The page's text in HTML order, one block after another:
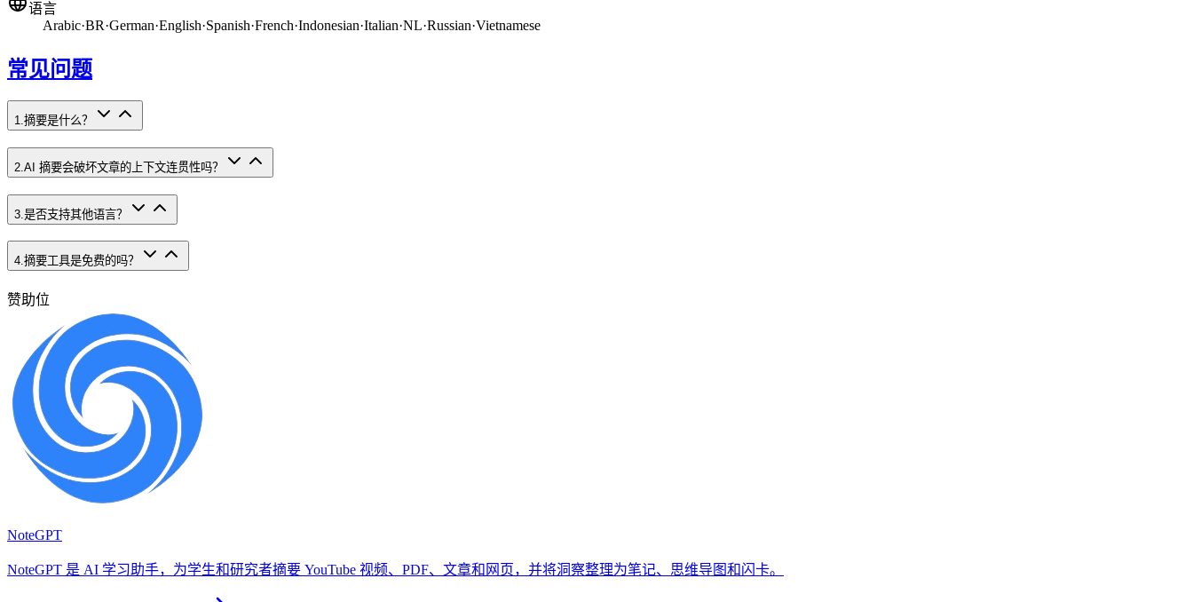
语言
Arabic·BR·German·English·Spanish·French·Indonesian·Italian·NL·Russian·Vietnamese
常见问题
1.摘要是什么？
2 AI 摘要会破坏文章的上下文连贯性吗？
3 是否支持其他语言？
4.摘要工具是免费的吗？
赞助位
NoteGPT
NoteGPT 是 AI 学习助手，为学生和研究者摘要 YouTube 视频、PDF、文章和网页，并将洞察整理为笔记、思维导图和闪卡。